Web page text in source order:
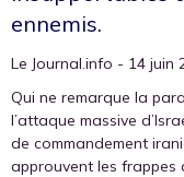
ennemis.
Le Journal.info - 14 juin
Qui ne remarque la
l’attaque massive
de commandement
approuvent les frappes